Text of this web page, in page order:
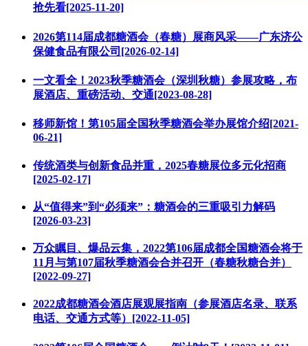
抢先看[2025-11-20]
2026第114届成都糖酒会（春糖）展商风采——广东济公
保健食品有限公司[2026-02-14]
一文看全！2023秋季糖酒会（深圳秋糖）参展攻略，布
展酒店、重磅活动、交通[2023-08-28]
移师新馆！第105届全国秋季糖酒会举办展馆介绍[2021-
06-21]
传统酒类与创新食品并重，2025春糖展位多元化招商
[2025-02-17]
从“值得来”到“必须来”：糖酒会的三重吸引力解码
[2026-03-23]
万众瞩目、爆品云集，2022第106届成都全国糖酒会将于
11月与第107届秋季糖酒会合并召开（春糖秋糖合并）
[2022-09-27]
2022成都糖酒会酒店展观展指南（参展酒店名录、联系
电话、交通方式等）[2022-11-05]